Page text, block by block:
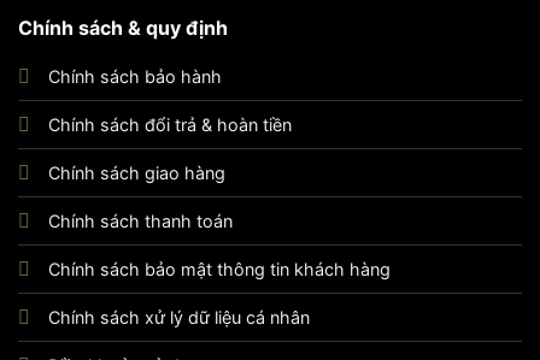
Chính sách & quy định
Chính sách bảo hành
Chính sách đổi trả & hoàn tiền
Chính sách giao hàng
Chính sách thanh toán
Chính sách bảo mật thông tin khách hàng
Chính sách xử lý dữ liệu cá nhân